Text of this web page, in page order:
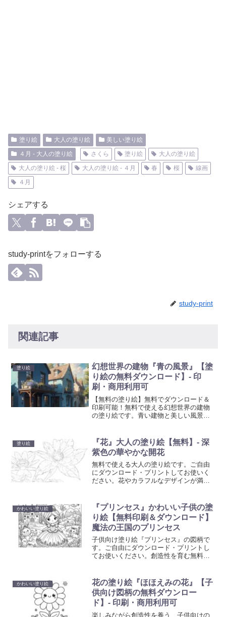
塗り絵 大人の塗り絵
美しい塗り絵
４月 - 大人の塗り絵
さくら 塗り絵
大人の塗り絵
大人の塗り絵 - 桜
大人の塗り絵 - ４月 春 桜
線画
４月
シェアする
study-printをフォローする
study-print
関連記事
塗り絵
幻想世界の建物『青の風景』【塗
り絵の無料ダウンロード】- 印
刷・商用利用可
【無料の塗り絵】無料でダウンロード＆
印刷可能！無料で使える幻想世界の建物
の塗り絵です。青い建物と美しい風景が
し、無料ダウンロードで手軽に楽しめる
デザインをお届けします。
塗り絵
『花』大人の塗り絵【無料】- 深
紫色の華やかな開花
無料で使える大人の塗り絵です。ご自由
にダウンロード・プリントしてお使いく
ださい。花やカラフルなデザインが満載
とときを提供します。日々のストレスを
解放し、美しいアート作品を創り出すこ
とで、心の平和を見つけてください。
かわいい塗り絵
『プリンセス』かわいい子供の塗
り絵【無料印刷＆ダウンロード】
魔法の王国のプリンセス
子供向け塗り絵『プリンセス』の図柄で
す。ご自由にダウンロード・プリントし
てお使いください。創造性を育む無料の
ど、子供たちの想像力を刺激する塗り絵
画像をぜひご活用ください。
かわいい塗り絵
花の塗り絵『ほほえみの花』【子
供向け図柄の無料ダウンロー
ド】- 印刷・商用利用可
楽しみながら創造性を養う、子供向けの